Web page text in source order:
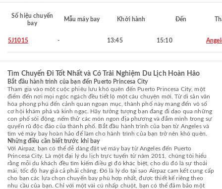
Số hiệu chuyến
bay
Mẫu máy bay Khởi hành Đến
5J1015 - 13:45 15:10
Tìm Chuyến Đi Tốt Nhất và Có Trải Nghiệm Du Lịch Hoàn Hảo
Bắt đầu hành trình của bạn đến Puerto Princesa City
Tham gia vào một cuộc phiêu lưu khó quên đến Puerto Princesa City, một
điểm đến nơi mọi ngóc ngách đều tiết lộ một câu chuyện mới. Từ di sản văn
hóa phong phú đến cảnh quan ngoạn mục, thành phố này mang đến vô số
cơ hội khám phá và kinh ngạc. Hãy tưởng tượng bạn đang đi dạo qua những
con phố sôi động, nếm thử các món ngon địa phương và đắm mình trong sự
quyến rũ độc đáo của thành phố. Bắt đầu hành trình của bạn từ Angeles và
tìm vé máy bay hoàn hảo để làm cho hành trình của bạn trở nên khó quên.
Những điều cần biết trước khi bay
Với Airpaz, bạn có thể dễ dàng đặt vé máy bay từ Angeles đến Puerto
Princesa City. Là một đại lý du lịch trực tuyến từ năm 2011, chúng tôi hiểu
rằng mỗi du khách đều tìm kiếm điều gì đó khác biệt, cho dù đó là sự thoải
mái, tốc độ hay giá cả phải chăng. Đó là lý do tại sao Airpaz cam kết cung cấp
cho bạn các lựa chọn chuyến bay phù hợp nhất, được thiết kế riêng theo
nhu cầu của bạn. Chỉ với một vài cú nhấp chuột, bạn có thể đảm bảo một